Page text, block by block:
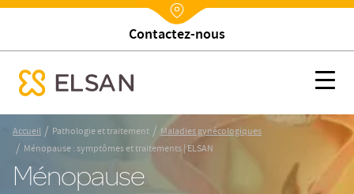
Nx:Aller
contenu
principal
Nx:Annuaire
Trouver un établissement
Ménopause : symptômes et traitements | ELSAN
menu mobile
Accueil / Pathologie et traitement / Maladies gynécologiques
/ Ménopause : symptômes et traitements | ELSAN
Ménopause